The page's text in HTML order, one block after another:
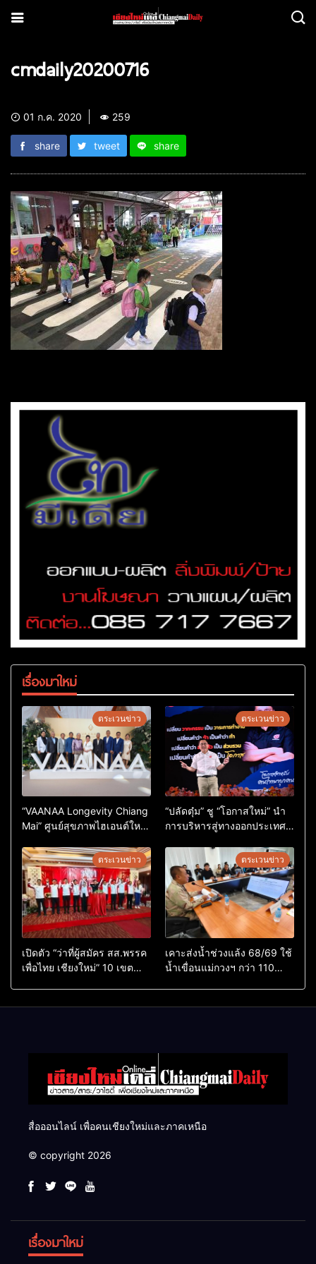
cmdaily20200716
01 ก.ค. 2020 259
share tweet share
เรื่องมาใหม่
ตระเวนข่าว
“VAANAA Longevity Chiang
Mai” ศูนย์สุขภาพไฮเอนต์ใหญ่
ตระเวนข่าว
“ปลัดตุ๋ม” ชู “โอกาสใหม่” นำ
การบริหารสู่ทางออกประเทศ
ตระเวนข่าว
เปิดตัว “ว่าที่ผู้สมัคร สส.พรรค
เพื่อไทย เชียงใหม่” 10 เขต
ตระเวนข่าว
เคาะส่งน้ำช่วงแล้ง 68/69 ใช้
น้ำเขื่อนแม่กวงฯ กว่า 110
สื่อออนไลน์ เพื่อคนเชียงใหม่และภาคเหนือ
© copyright 2026
เรื่องมาใหม่